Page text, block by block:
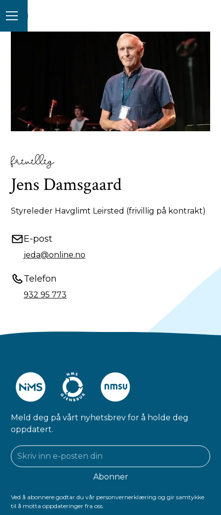
frivillig
Jens Damsgaard
Styreleder Havglimt Leirsted (frivillig på kontrakt)
E-post
jeda@online.no
Telefon
932 95 773
Meld deg på vårt nyhetsbrev for å holde deg
oppdatert.
Ved å abonnere godtar du vår personvernerklæring og gir samtykke
til å motta oppdateringer fra oss.